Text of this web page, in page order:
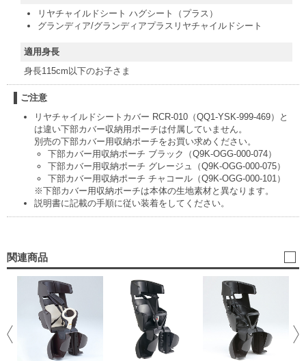
リヤチャイルドシート ハグシート（プラス）
グランディア/グランディアプラスリヤチャイルドシート
適用身長
身長115cm以下のお子さま
ご注意
リヤチャイルドシートカバー RCR-010（QQ1-YSK-999-469）と
は違い下部カバー収納用ポーチは付属していません。
別売の下部カバー用収納ポーチをお買い求めください。
下部カバー用収納ポーチ ブラック（Q9K-OGG-000-074）
下部カバー用収納ポーチ グレージュ（Q9K-OGG-000-075）
下部カバー用収納ポーチ チャコール（Q9K-OGG-000-101）
※下部カバー用収納ポーチは本体の生地素材と異なります。
説明書に記載の手順に従い装着をしてください。
関連商品